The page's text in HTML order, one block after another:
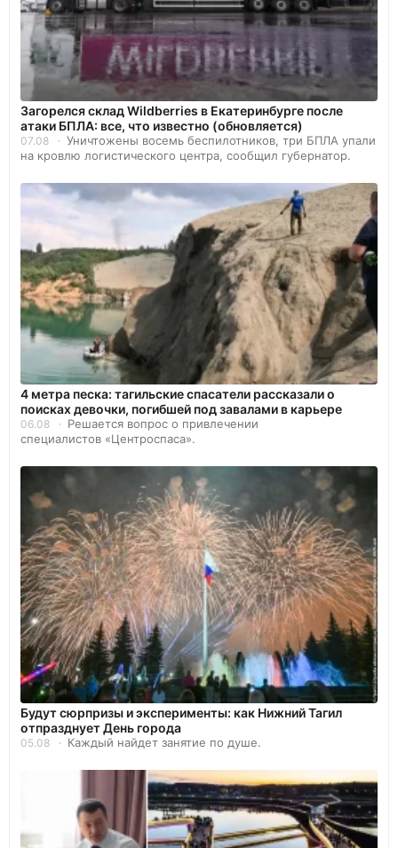
Загорелся склад Wildberries в Екатеринбурге после
атаки БПЛА: все, что известно (обновляется)
07.08
Уничтожены восемь беспилотников, три БПЛА упали
на кровлю логистического центра, сообщил губернатор.
4 метра песка: тагильские спасатели рассказали о
поисках девочки, погибшей под завалами в карьере
06.08
Решается вопрос о привлечении
специалистов «Центроспаса».
Будут сюрпризы и эксперименты: как Нижний Тагил
отпразднует День города
05.08 Каждый найдет занятие по душе.